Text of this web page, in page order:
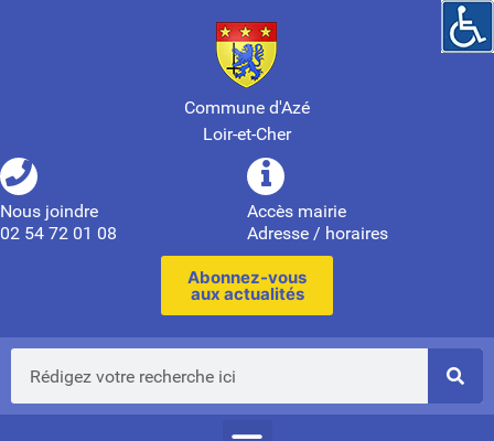
Commune d'Azé
Loir-et-Cher
Nous joindre
02 54 72 01 08
Accès mairie
Adresse / horaires
Abonnez-vous
aux actualités